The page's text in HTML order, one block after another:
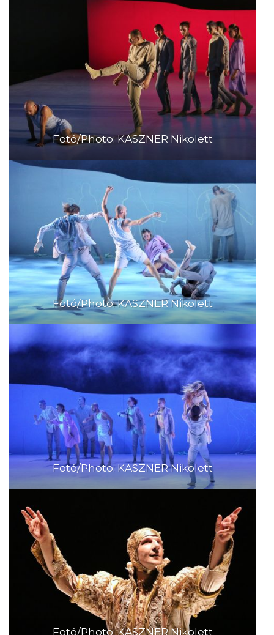
Fotó/Photo: KASZNER Nikolett
Fotó/Photo: KASZNER Nikolett
Fotó/Photo: KASZNER Nikolett
Fotó/Photo: KASZNER Nikolett